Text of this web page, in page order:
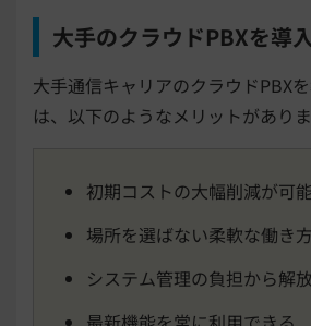
大手のクラウドPBXを導
大手通信キャリアのクラウドPBX
は、以下のようなメリットがありま
初期コストの大幅削減が可
場所を選ばない柔軟な働き
システム管理の負担から解